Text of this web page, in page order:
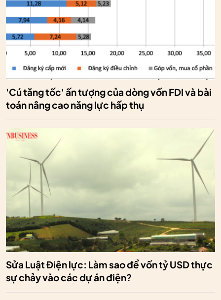
'Cú tăng tốc' ấn tượng của dòng vốn FDI và bài
toán nâng cao năng lực hấp thụ
Sửa Luật Điện lực: Làm sao để vốn tỷ USD thực
sự chảy vào các dự án điện?